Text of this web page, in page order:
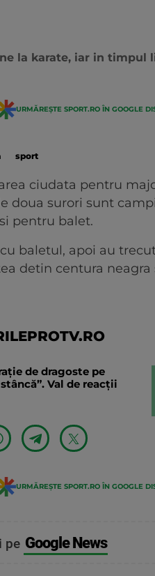
la karate, iar in timpul
URMĂREȘTE SPORT.RO ÎN GOOGLE
sport
ciudata pentru
doua surori sunt
pentru balet.
baletul, apoi au
detin centura neagra
de dragoste pe
Val de reacții
URMĂREȘTE SPORT.RO ÎN GOOGLE
pe Google News